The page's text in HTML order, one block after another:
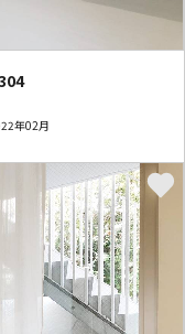
年02月